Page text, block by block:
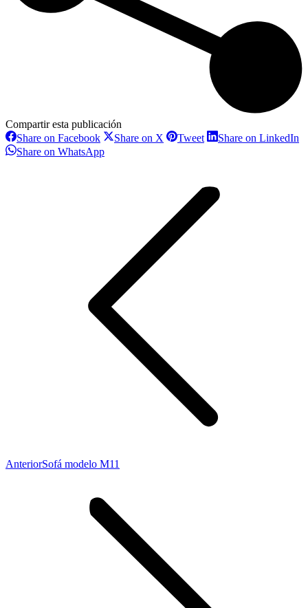
Compartir esta publicación
Share on FacebookShare
on
Facebook
Share on X ShareTweetShareShare on LinkedIn
Share on WhatsAppShare
AnteriorProyecto
Sofá modelo M11